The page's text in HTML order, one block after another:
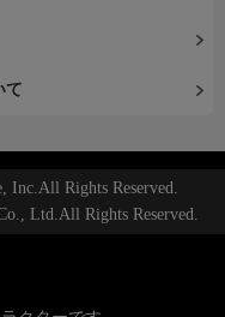
て
Inc.All Rights Reserved.
Ltd.All Rights Reserved.